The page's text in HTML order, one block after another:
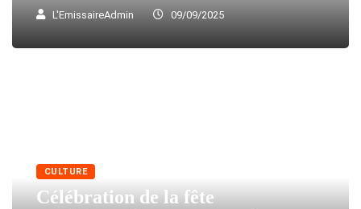
L'EmissaireAdmin 09/09/2025
CULTURE
Célébration de la fête